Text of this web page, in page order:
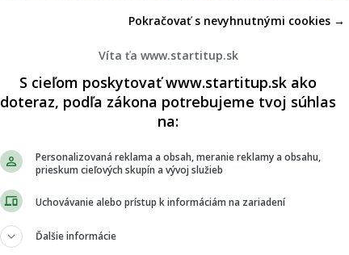
Víta ťa www.startitup.sk
S cieľom poskytovať www.startitup.sk ako
doteraz, podľa zákona potrebujeme tvoj súhlas
na:
Personalizovaná reklama a obsah, meranie reklamy a obsahu,
prieskum cieľových skupín a vývoj služieb
Uchovávanie alebo prístup k informáciám na zariadení
Ďalšie informácie
Pokračovať s nevyhnutnými cookies →